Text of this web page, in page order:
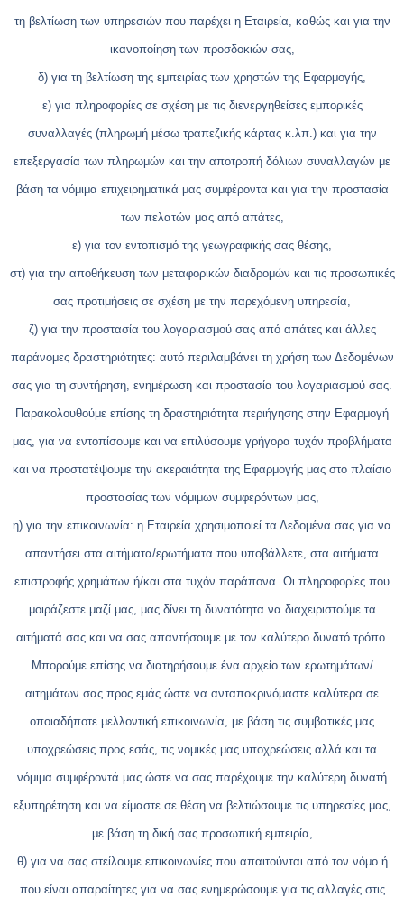
τη βελτίωση των υπηρεσιών που παρέχει η Εταιρεία, καθώς και για την
ικανοποίηση των προσδοκιών σας,
δ) για τη βελτίωση της εμπειρίας των χρηστών της Εφαρμογής,
ε) για πληροφορίες σε σχέση με τις διενεργηθείσες εμπορικές
συναλλαγές (πληρωμή μέσω τραπεζικής κάρτας κ.λπ.) και για την
επεξεργασία των πληρωμών και την αποτροπή δόλιων συναλλαγών με
βάση τα νόμιμα επιχειρηματικά μας συμφέροντα και για την προστασία
των πελατών μας από απάτες,
ε) για τον εντοπισμό της γεωγραφικής σας θέσης,
στ) για την αποθήκευση των μεταφορικών διαδρομών και τις προσωπικές
σας προτιμήσεις σε σχέση με την παρεχόμενη υπηρεσία,
ζ) για την προστασία του λογαριασμού σας από απάτες και άλλες
παράνομες δραστηριότητες: αυτό περιλαμβάνει τη χρήση των Δεδομένων
σας για τη συντήρηση, ενημέρωση και προστασία του λογαριασμού σας.
Παρακολουθούμε επίσης τη δραστηριότητα περιήγησης στην Εφαρμογή
μας, για να εντοπίσουμε και να επιλύσουμε γρήγορα τυχόν προβλήματα
και να προστατέψουμε την ακεραιότητα της Εφαρμογής μας στο πλαίσιο
προστασίας των νόμιμων συμφερόντων μας,
η) για την επικοινωνία: η Εταιρεία χρησιμοποιεί τα Δεδομένα σας για να
απαντήσει στα αιτήματα/ερωτήματα που υποβάλλετε, στα αιτήματα
επιστροφής χρημάτων ή/και στα τυχόν παράπονα. Οι πληροφορίες που
μοιράζεστε μαζί μας, μας δίνει τη δυνατότητα να διαχειριστούμε τα
αιτήματά σας και να σας απαντήσουμε με τον καλύτερο δυνατό τρόπο.
Μπορούμε επίσης να διατηρήσουμε ένα αρχείο των ερωτημάτων/
αιτημάτων σας προς εμάς ώστε να ανταποκρινόμαστε καλύτερα σε
οποιαδήποτε μελλοντική επικοινωνία, με βάση τις συμβατικές μας
υποχρεώσεις προς εσάς, τις νομικές μας υποχρεώσεις αλλά και τα
νόμιμα συμφέροντά μας ώστε να σας παρέχουμε την καλύτερη δυνατή
εξυπηρέτηση και να είμαστε σε θέση να βελτιώσουμε τις υπηρεσίες μας,
με βάση τη δική σας προσωπική εμπειρία,
θ) για να σας στείλουμε επικοινωνίες που απαιτούνται από τον νόμο ή
που είναι απαραίτητες για να σας ενημερώσουμε για τις αλλαγές στις